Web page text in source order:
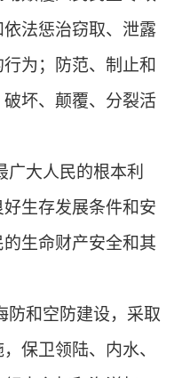
法惩治窃取、泄露
为；防范、制止和
坏、颠覆、分裂活
大人民的根本利
生存发展条件和安
生命财产安全和其
和空防建设，采取
保卫领陆、内水、